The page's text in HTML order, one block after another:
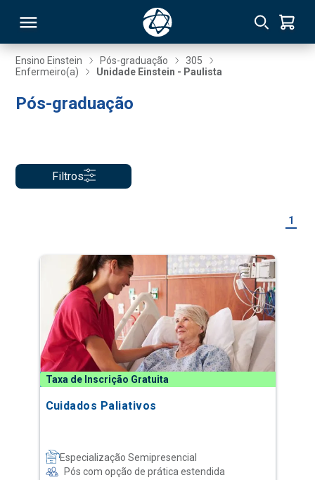
Ensino Einstein Pós-graduação
305
Enfermeiro(a)
Unidade Einstein - Paulista
Pós-graduação
Filtros
1
Taxa de Inscrição Gratuita
Cuidados Paliativos
Especialização Semipresencial
Pós com opção de prática estendida